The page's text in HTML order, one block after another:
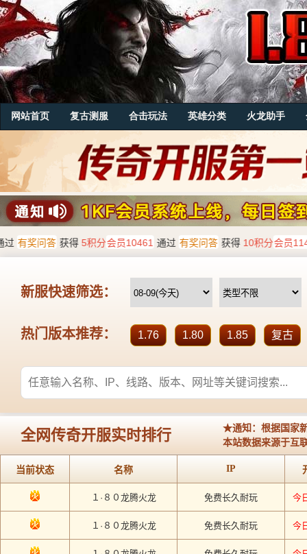
网站首页 复古测服 合击玩法 英雄分类 火龙助手